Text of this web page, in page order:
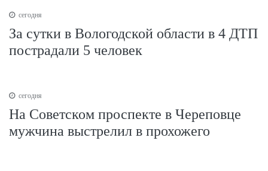
сегодня
За сутки в Вологодской области в 4 ДТП
пострадали 5 человек
сегодня
На Советском проспекте в Череповце
мужчина выстрелил в прохожего